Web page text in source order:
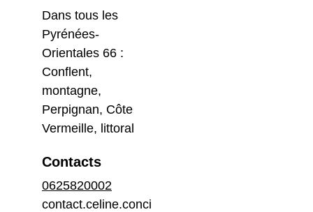
Dans tous les
Pyrénées-
Orientales 66 :
Conflent,
montagne,
Perpignan, Côte
Vermeille, littoral
Contacts
0625820002
contact.celine.conci